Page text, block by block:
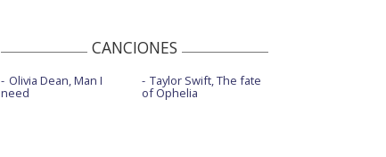
CANCIONES
Olivia Dean, Man I
need
Taylor Swift, The fate
of Ophelia